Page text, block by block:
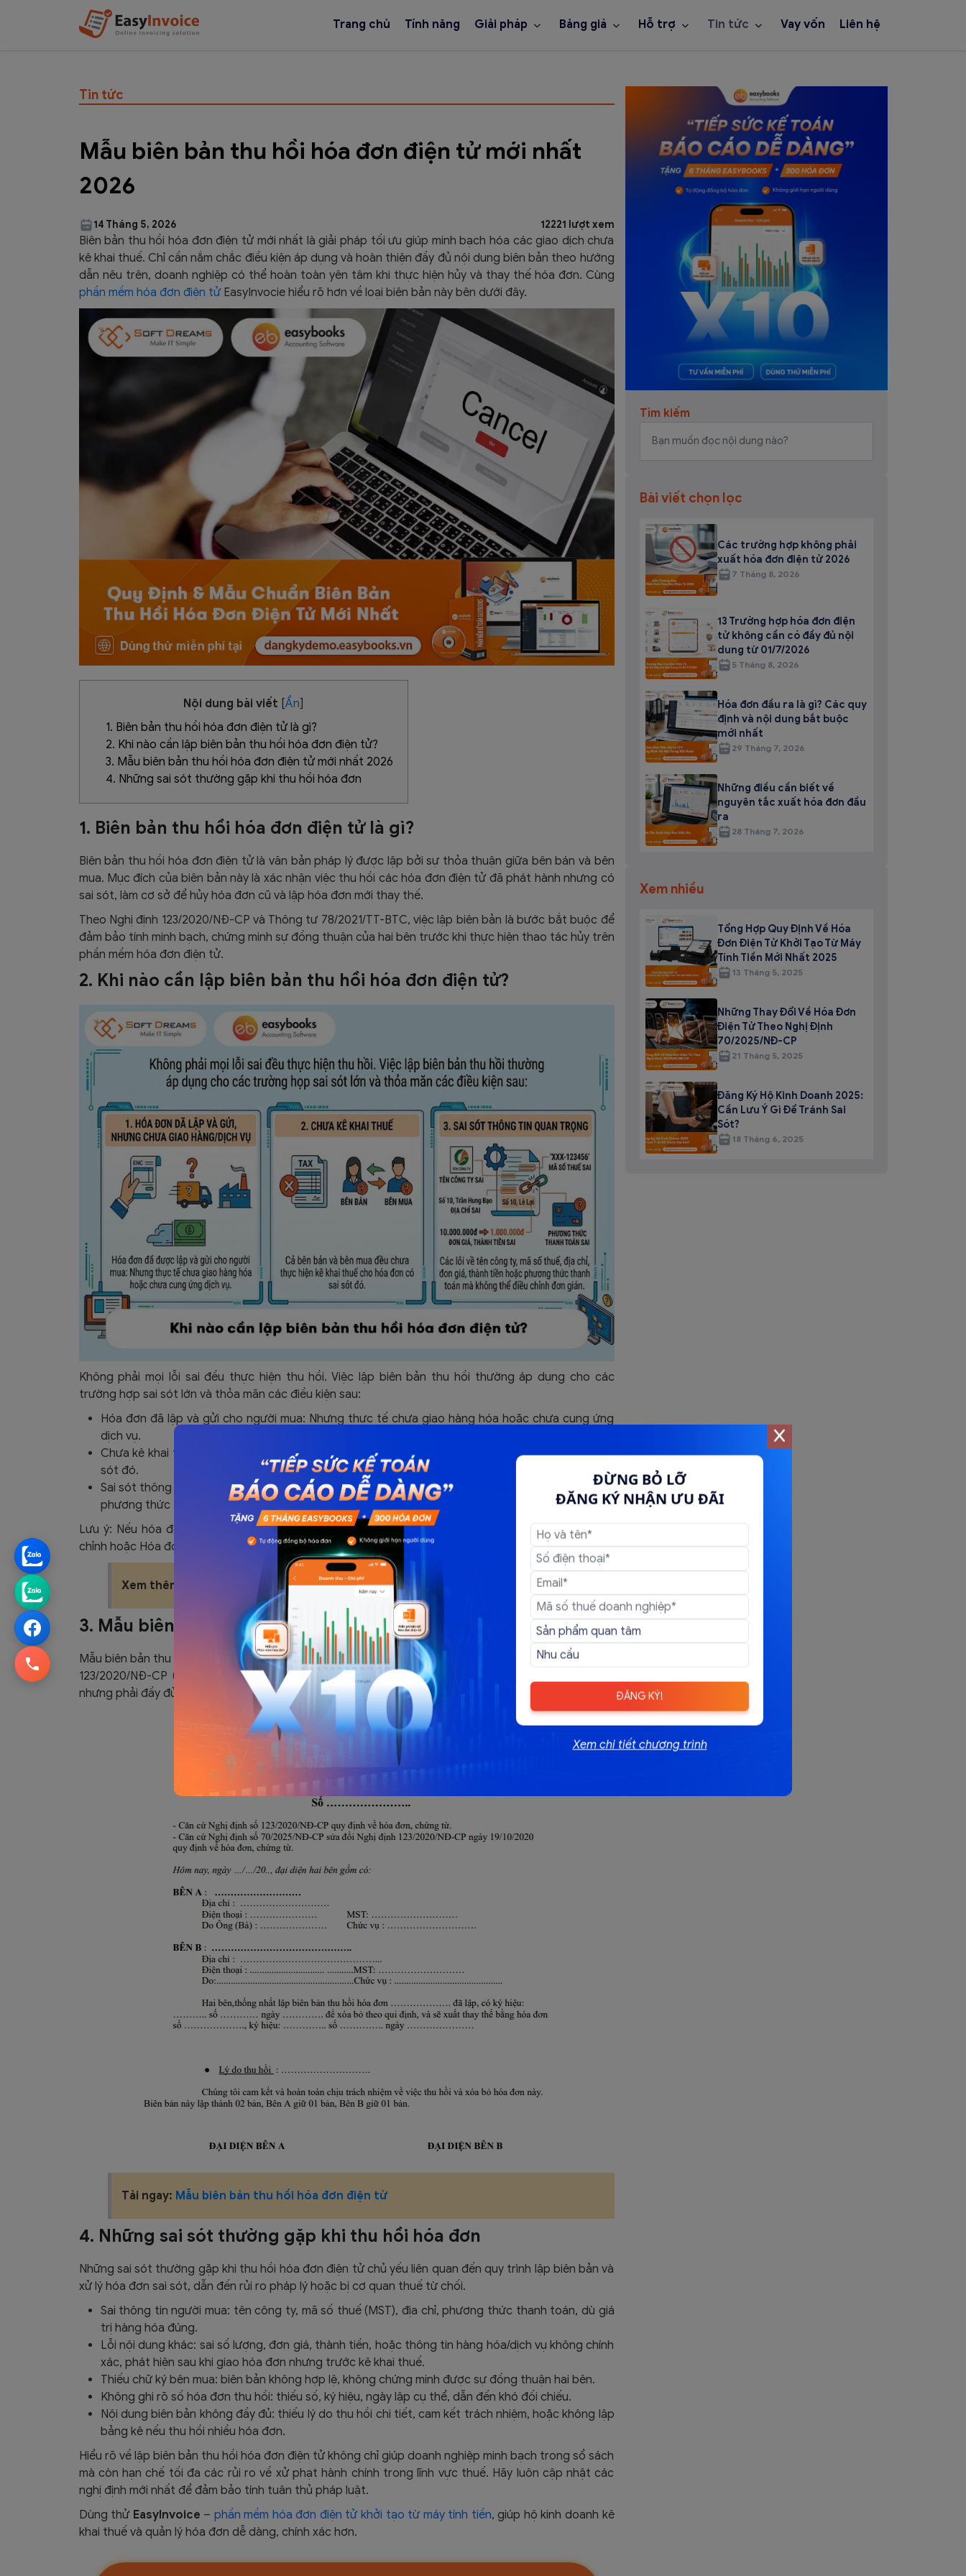
Trang chủ Tính năng Giải pháp Bảng giá Hỗ trợ Tin tức Vay vốn Liên hệ
ĐỪNG BỎ LỠ
ĐĂNG KÝ NHẬN ƯU ĐÃI
ĐĂNG KÝ!
Xem chi tiết chương trình
Tin tức
Mẫu biên bản thu hồi hóa đơn điện tử mới nhất
2026
14 Tháng 5, 2026 12221 lượt xem
Biên bản thu hồi hóa đơn điện tử mới nhất là giải pháp tối ưu giúp minh bạch hóa các giao dịch chưa
kê khai thuế. Chỉ cần nắm chắc điều kiện áp dụng và hoàn thiện đầy đủ nội dung biên bản theo hướng
dẫn nêu trên, doanh nghiệp có thể hoàn toàn yên tâm khi thực hiện hủy và thay thế hóa đơn. Cùng
phần mềm hóa đơn điện tửEasyInvocie hiểu rõ hơn về loại biên bản này bên dưới đây.
Nội dung bài viết [Ẩn]
1. Biên bản thu hồi hóa đơn điện tử là gì?
2. Khi nào cần lập biên bản thu hồi hóa đơn điện tử?
3. Mẫu biên bản thu hồi hóa đơn điện tử mới nhất 2026
4. Những sai sót thường gặp khi thu hồi hóa đơn
1. Biên bản thu hồi hóa đơn điện tử là gì?
Biên bản thu hồi hóa đơn điện tử là văn bản pháp lý được lập bởi sự thỏa thuận giữa bên bán và bên
mua. Mục đích của biên bản này là xác nhận việc thu hồi các hóa đơn điện tử đã phát hành nhưng có
sai sót, làm cơ sở để hủy hóa đơn cũ và lập hóa đơn mới thay thế.
Theo Nghị định 123/2020/NĐ-CP và Thông tư 78/2021/TT-BTC, việc lập biên bản là bước bắt buộc để
đảm bảo tính minh bạch, chứng minh sự đồng thuận của hai bên trước khi thực hiện thao tác hủy trên
phần mềm hóa đơn điện tử.
2. Khi nào cần lập biên bản thu hồi hóa đơn điện tử?
Không phải mọi lỗi sai đều thực hiện thu hồi. Việc lập biên bản thu hồi thường áp dụng cho các
trường hợp sai sót lớn và thỏa mãn các điều kiện sau:
Hóa đơn đã lập và gửi cho người mua: Nhưng thực tế chưa giao hàng hóa hoặc chưa cung ứng
dịch vụ.
Chưa kê khai thuế: Cả bên bán và bên mua đều chưa thực hiện kê khai thuế cho hóa đơn có sai
sót đó.
Sai sót thông tin quan trọng: Các lỗi về tên công ty, mã số thuế, địa chỉ, đơn giá, thành tiền hoặc
phương thức thanh toán mà không thể điều chỉnh đơn giản.
Lưu ý: Nếu hóa đơn đã kê khai thuế, doanh nghiệp phải thực hiện phương thức Lập hóa đơn điều
chỉnh hoặc Hóa đơn thay thế theo quy trình khác, không đơn thuần là thu hồi và hủy.
Xem thêm: Mẫu Hóa Đơn Khởi Tạo Từ Máy Tính Tiền
3. Mẫu biên bản thu hồi hóa đơn điện tử mới nhất 2026
Mẫu biên bản thu hồi hóa đơn điện tử mới nhất 2026 vẫn theo Thông tư 78/2021/TT-BTC và Nghị định
123/2020/NĐ-CP (cập nhật bởi Nghị định 70/2025/NĐ-CP), không có mẫu bắt buộc thống nhất
nhưng phải đầy đủ nội dung cơ bản.
Tải ngay: Mẫu biên bản thu hồi hóa đơn điện tử
4. Những sai sót thường gặp khi thu hồi hóa đơn
Những sai sót thường gặp khi thu hồi hóa đơn điện tử chủ yếu liên quan đến quy trình lập biên bản và
xử lý hóa đơn sai sót, dẫn đến rủi ro pháp lý hoặc bị cơ quan thuế từ chối.
Sai thông tin người mua: tên công ty, mã số thuế (MST), địa chỉ, phương thức thanh toán, dù giá
trị hàng hóa đúng.
Lỗi nội dung khác: sai số lượng, đơn giá, thành tiền, hoặc thông tin hàng hóa/dịch vụ không chính
xác, phát hiện sau khi giao hóa đơn nhưng trước kê khai thuế.
Thiếu chữ ký bên mua: biên bản không hợp lệ, không chứng minh được sự đồng thuận hai bên.
Không ghi rõ số hóa đơn thu hồi: thiếu số, ký hiệu, ngày lập cụ thể, dẫn đến khó đối chiếu.
Nội dung biên bản không đầy đủ: thiếu lý do thu hồi chi tiết, cam kết trách nhiệm, hoặc không lập
bảng kê nếu thu hồi nhiều hóa đơn.
Hiểu rõ về lập biên bản thu hồi hóa đơn điện tử không chỉ giúp doanh nghiệp minh bạch trong sổ sách
mà còn hạn chế tối đa các rủi ro về xử phạt hành chính trong lĩnh vực thuế. Hãy luôn cập nhật các
nghị định mới nhất để đảm bảo tính tuân thủ pháp luật.
Dùng thử EasyInvoice – phần mềm hóa đơn điện tử khởi tạo từ máy tính tiền, giúp hộ kinh doanh kê
khai thuế và quản lý hóa đơn dễ dàng, chính xác hơn.
Tìm kiếm
Bài viết chọn lọc
Các trường hợp không phải
xuất hóa đơn điện tử 2026
7 Tháng 8, 2026
13 Trường hợp hóa đơn điện
tử không cần có đầy đủ nội
dung từ 01/7/2026
5 Tháng 8, 2026
Hóa đơn đầu ra là gì? Các quy
định và nội dung bắt buộc
mới nhất
29 Tháng 7, 2026
Những điều cần biết về
nguyên tắc xuất hóa đơn đầu
ra
28 Tháng 7, 2026
Xem nhiều
Tổng Hợp Quy Định Về Hóa
Đơn Điện Tử Khởi Tạo Từ Máy
Tính Tiền Mới Nhất 2025
13 Tháng 5, 2025
Những Thay Đổi Về Hóa Đơn
Điện Tử Theo Nghị Định
70/2025/NĐ-CP
21 Tháng 5, 2025
Đăng Ký Hộ Kinh Doanh 2025:
Cần Lưu Ý Gì Để Tránh Sai
Sót?
18 Tháng 6, 2025